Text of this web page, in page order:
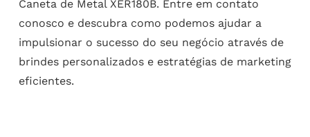
Caneta de Metal XER180B. Entre em contato
conosco e descubra como podemos ajudar a
impulsionar o sucesso do seu negócio através de
brindes personalizados e estratégias de marketing
eficientes.